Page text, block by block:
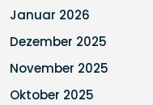
Januar 2026
Dezember 2025
November 2025
Oktober 2025